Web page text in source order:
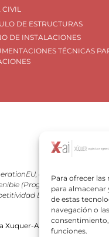
Para ofrecer
para
de estas
navegación o
funciones.
CIVIL
DE ESTRUCTURAS
DE INSTALACIONES
TÉCNICAS
en el marco del
(Programa MOVES III
Empresarial (IVACE).
Xuquer-Arqing y sus